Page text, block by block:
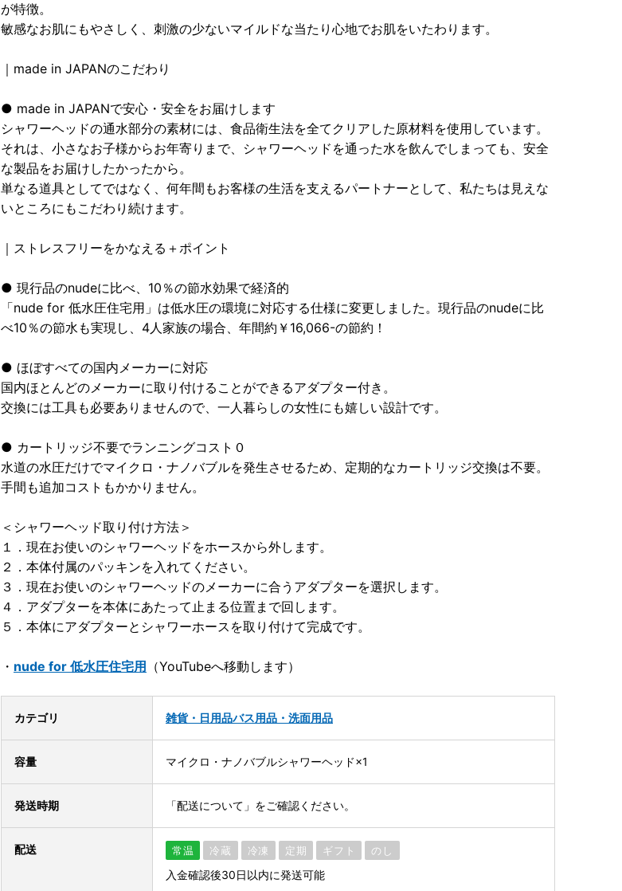
が特徴。
敏感なお肌にもやさしく、刺激の少ないマイルドな当たり心地でお肌をいたわります。
｜made in JAPANのこだわり
● made in JAPANで安心・安全をお届けします
シャワーヘッドの通水部分の素材には、食品衛生法を全てクリアした原材料を使用しています。
それは、小さなお子様からお年寄りまで、シャワーヘッドを通った水を飲んでしまっても、安全
な製品をお届けしたかったから。
単なる道具としてではなく、何年間もお客様の生活を支えるパートナーとして、私たちは見えな
いところにもこだわり続けます。
｜ストレスフリーをかなえる＋ポイント
● 現行品のnudeに比べ、10％の節水効果で経済的
「nude for 低水圧住宅用」は低水圧の環境に対応する仕様に変更しました。現行品のnudeに比
べ10％の節水も実現し、4人家族の場合、年間約￥16,066-の節約！
● ほぼすべての国内メーカーに対応
国内ほとんどのメーカーに取り付けることができるアダプター付き。
交換には工具も必要ありませんので、一人暮らしの女性にも嬉しい設計です。
● カートリッジ不要でランニングコスト０
水道の水圧だけでマイクロ・ナノバブルを発生させるため、定期的なカートリッジ交換は不要。
手間も追加コストもかかりません。
＜シャワーヘッド取り付け方法＞
１．現在お使いのシャワーヘッドをホースから外します。
２．本体付属のパッキンを入れてください。
３．現在お使いのシャワーヘッドのメーカーに合うアダプターを選択します。
４．アダプターを本体にあたって止まる位置まで回します。
５．本体にアダプターとシャワーホースを取り付けて完成です。
・ nude for 低水圧住宅用 （YouTubeへ移動します）
カテゴリ 雑貨・日用品バス用品・洗面用品
容量 マイクロ・ナノバブルシャワーヘッド×1
発送時期 「配送について」をご確認ください。
配送 常温 冷蔵 冷凍 定期 ギフト のし
入金確認後30日以内に発送可能